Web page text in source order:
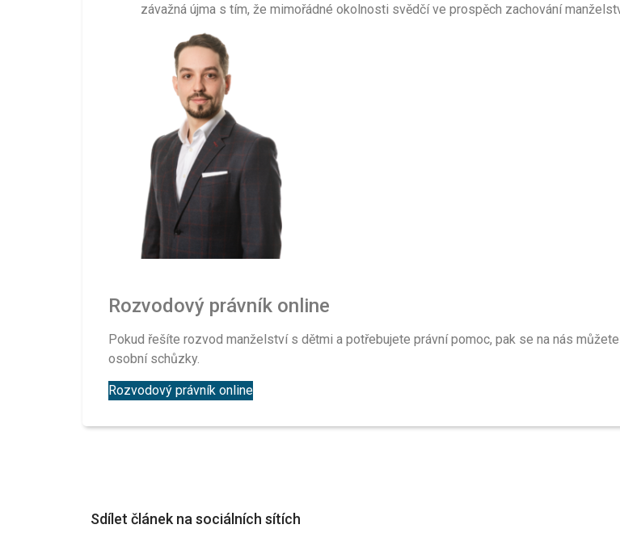
závažná újma s tím, že mimořádné okolnosti svědčí ve prospěch zachování
Rozvodový právník online
Pokud řešíte rozvod manželství s dětmi a potřebujete právní pomoc, pak se na nás
osobní schůzky.
Rozvodový právník online
Sdílet článek na sociálních sítích